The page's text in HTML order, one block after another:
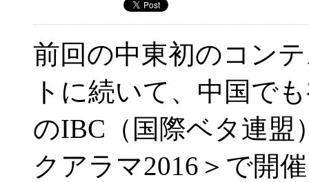
前回の中東初のコン
トに続いて、中国で
のIBC（国際ベタ連盟
クアラマ2016＞で開